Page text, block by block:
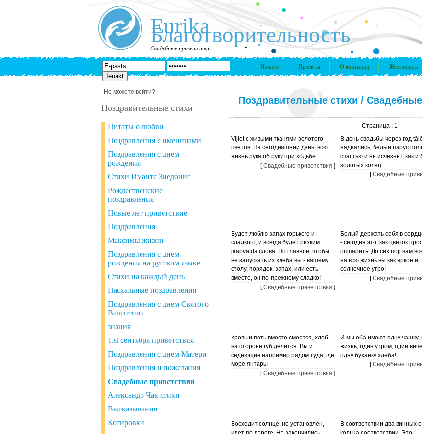
Eurika
Благотворительность
Свадебные приветствия
Начало Проекты О компании Жертвовать
Не можете войти?
Поздравительные стихи
Цитаты о любви
Поздравления с именинами
Поздравления с днем
рождения
Стихи Имантс Зиедонис
Рождественские
поздравления
Новые лет приветствие
Поздравления
Максимы жизни
Поздравления с днем ​​
рождения на русском языке
Стихи на каждый день
Пасхальные поздравления
Поздравления с днем Святого
Валентина
знания
1.st сентября приветствия
Поздравления с днем Матери
Поздравления и пожелания
Свадебные приветствия
Александр Чак стихи
Высказывания
Котировки
Поздравительные стихи /
Страница : 1
Vijiet с живыми тканями золотого
цветов. На сегодняшний день, всю
жизнь рука об руку при ходьбе.
[Свадебные приветствия ]
В день свадьбы через год
надеялись, белый парус
счастью и не исчезнет, ​​как и
золотых колец.
[Свадебные
Будет люблю запах горького и
сладкого, и всегда будет резким
jaapvalda слова. Но главное, чтобы
не запускать из хлеба вы к вашему
столу, порядок, запах, или есть
вместе, он по-прежнему сладко!
[Свадебные приветствия ]
Белый держать себя в
- сегодня это, как цветок
ошпарить. До сих пор вам
на всю жизнь вы как яркое и
солнечное утро!
[Свадебные
Кровь и петь вместе смеется, хлеб
на стороне губ делится. Вы и
седеющие например рядом туда, где
море янтарь!
[Свадебные приветствия ]
И мы оба имеют одну чашку,
жизнь, один утром, один
одну буханку хлеба!
[Свадебные
Восходит солнце, не установлен,
идет по дороге. Не закончились
В соответствии два винных
кольца соответствии. Это